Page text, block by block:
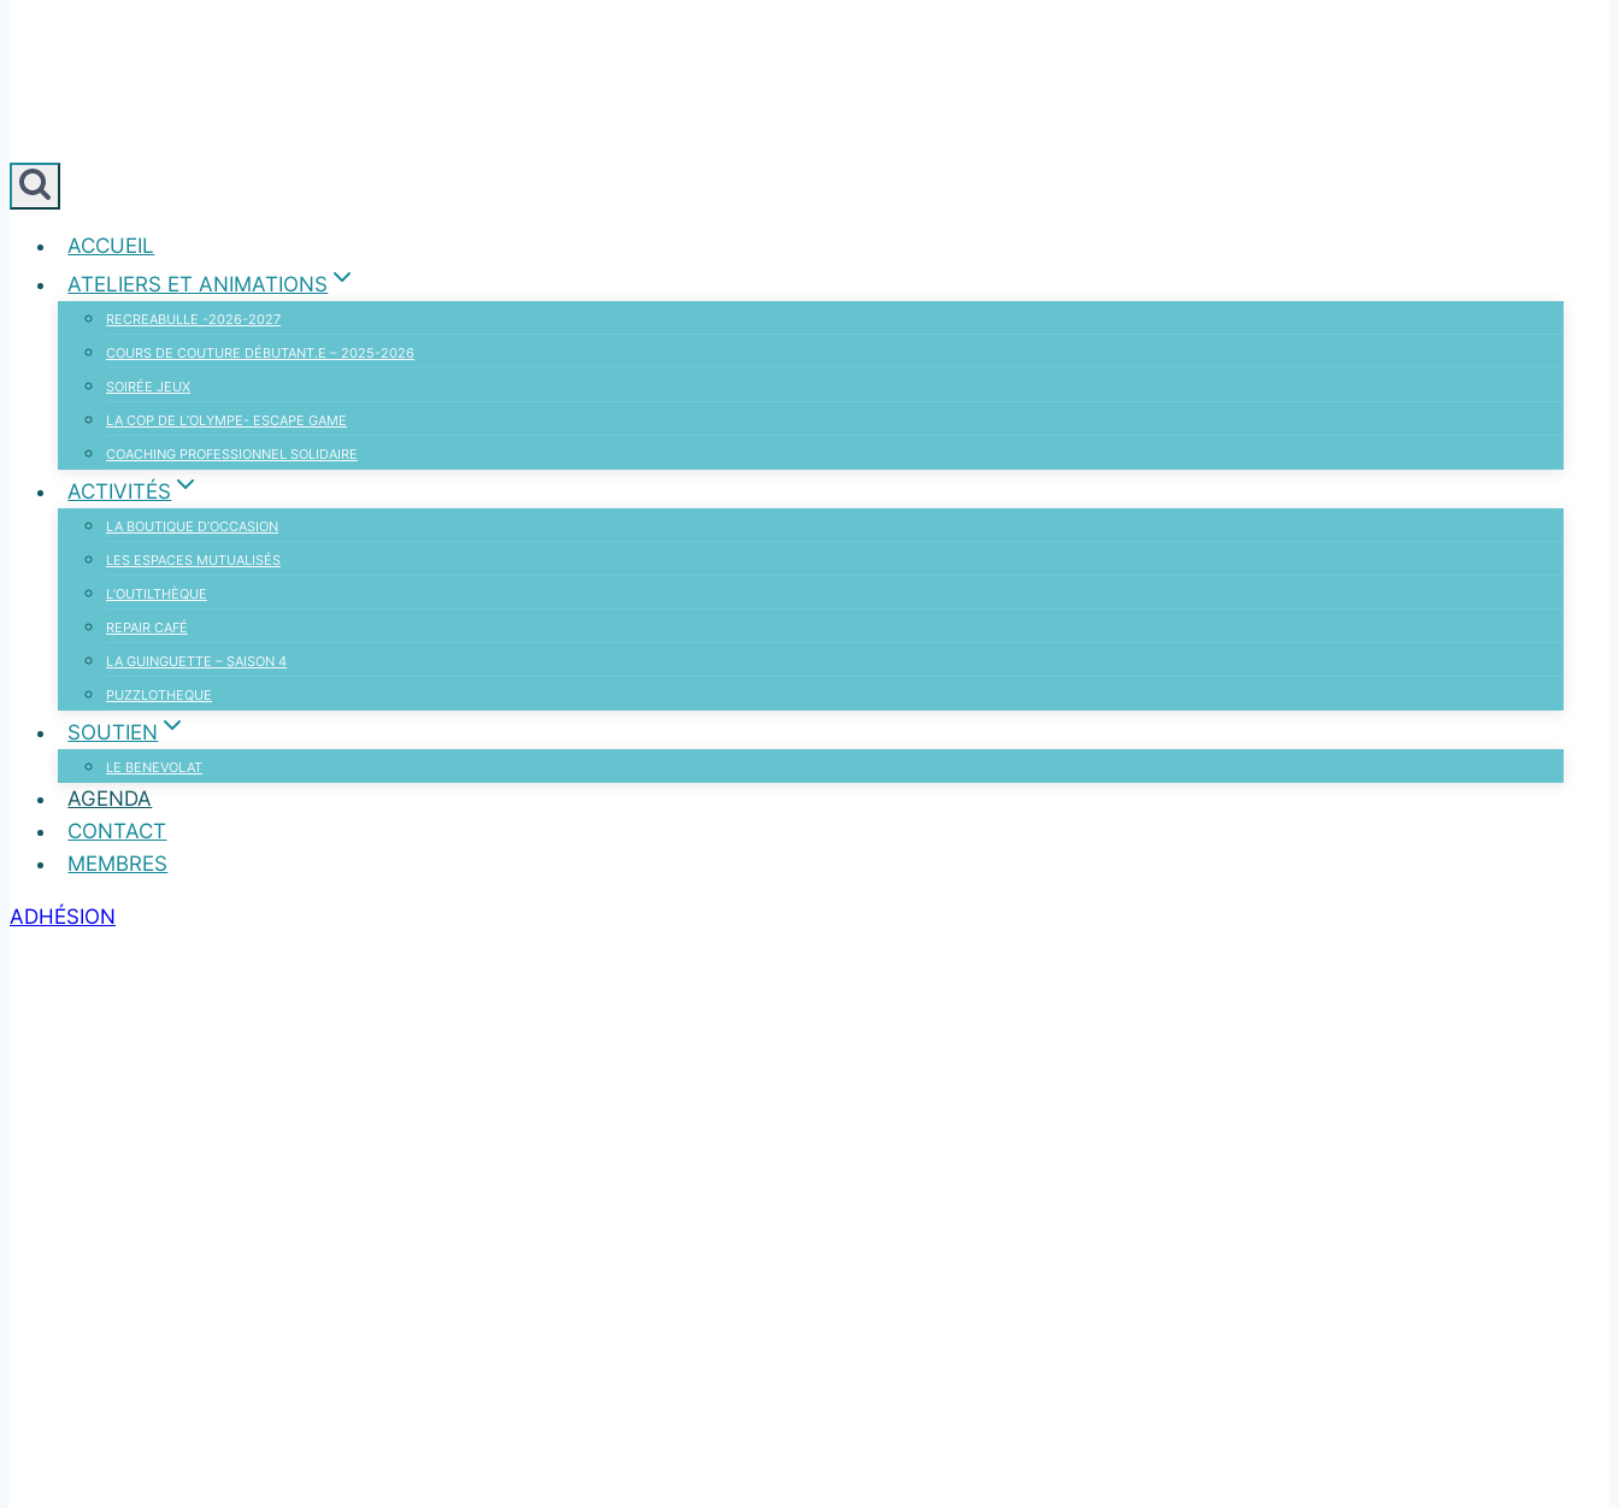
ACCUEIL
ATELIERS ET ANIMATIONS
RECREABULLE -2026-2027
COURS DE COUTURE DÉBUTANT.E – 2025-2026
SOIRÉE JEUX
LA COP DE L’OLYMPE- ESCAPE GAME
COACHING PROFESSIONNEL SOLIDAIRE
ACTIVITÉS
LA BOUTIQUE D’OCCASION
LES ESPACES MUTUALISÉS
L’OUTILTHÈQUE
REPAIR CAFÉ
LA GUINGUETTE – SAISON 4
PUZZLOTHEQUE
SOUTIEN
LE BENEVOLAT
AGENDA
CONTACT
MEMBRES
ADHÉSION